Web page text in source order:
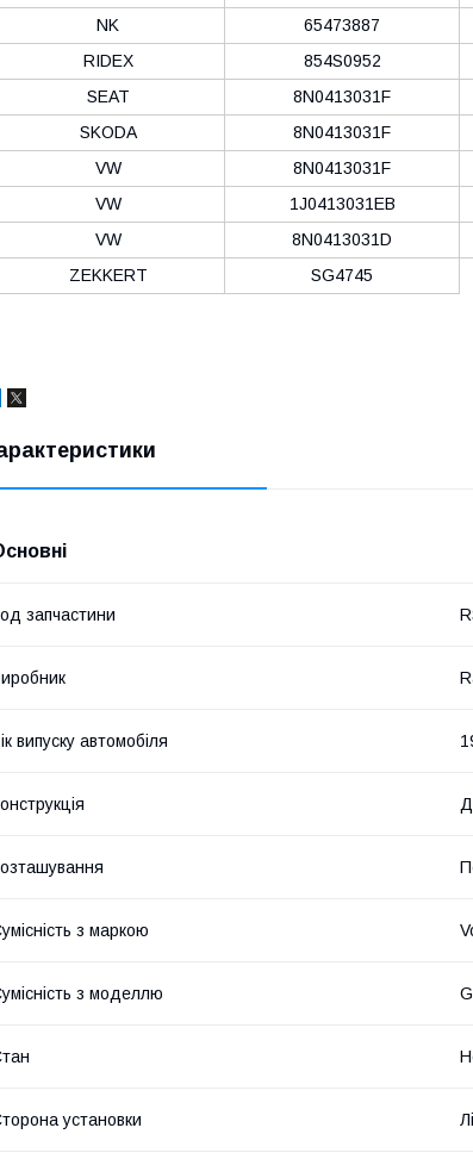
NK
65473887
RIDEX
854S0952
SEAT
8N0413031F
SKODA
8N0413031F
VW
8N0413031F
VW
1J0413031EB
VW
8N0413031D
ZEKKERT
SG4745
запчастини
випуску автомобіля
з маркою
з моделлю
установки